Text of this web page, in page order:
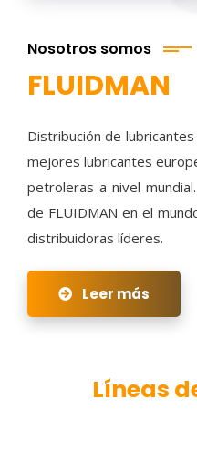
Nosotros somos
FLUIDMAN
Distribución de
mejores lubricantes
petroleras a nivel
de FLUIDMAN en el
distribuidoras líderes.
Leer más
Líneas